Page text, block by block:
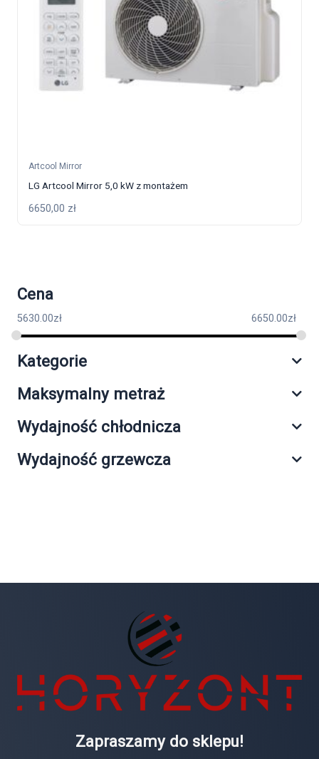
Artcool Mirror
LG Artcool Mirror 5,0 kW z montażem
6650,00 zł
Cena
5630.00zł 6650.00zł
Kategorie
Maksymalny metraż
Wydajność chłodnicza
Wydajność grzewcza
Zapraszamy do sklepu!